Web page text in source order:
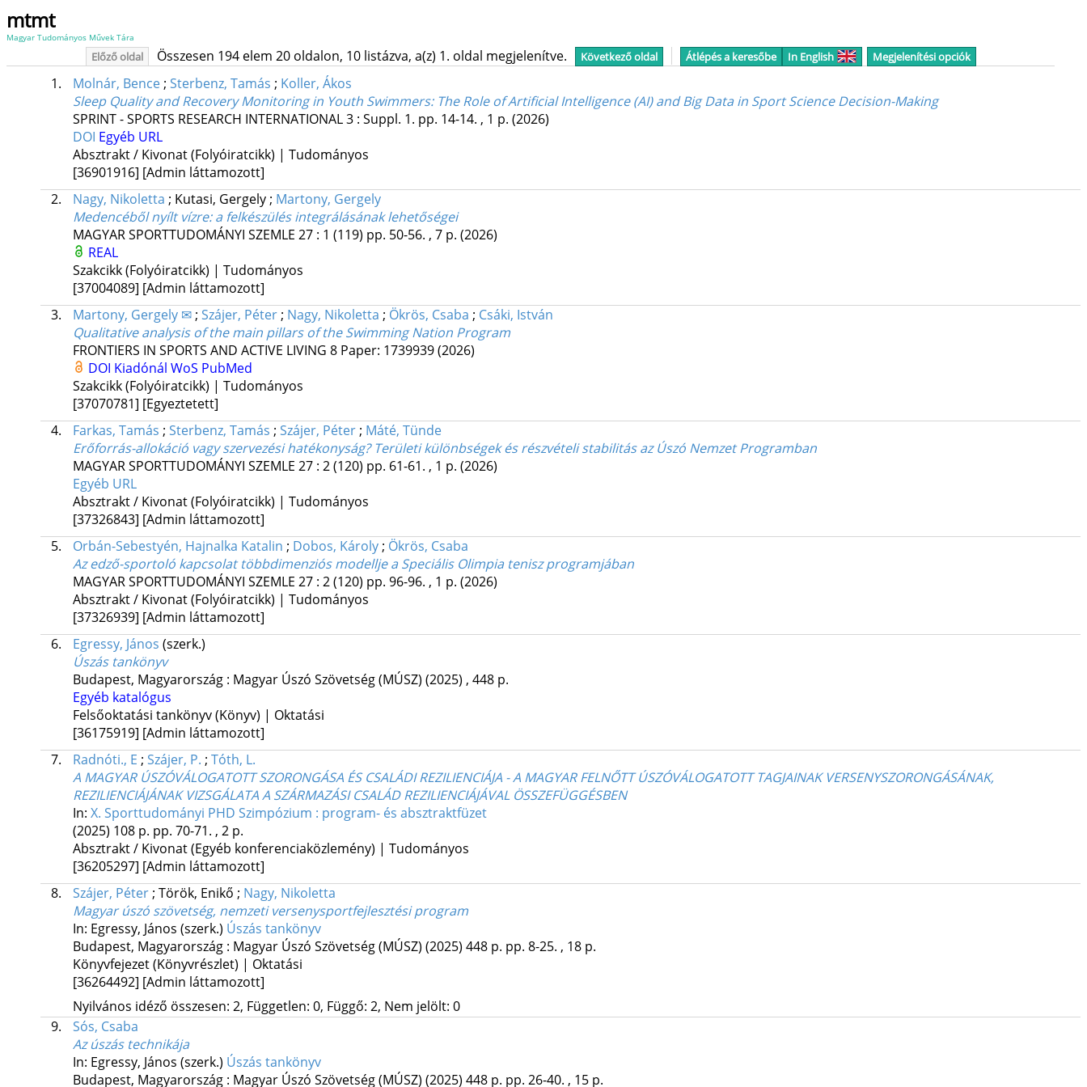
mtmt
Magyar Tudományos Művek Tára
Előző oldal Összesen 194 elem 20 oldalon, 10 listázva, a(z) 1. oldal megjelenítve. Következő oldal Átlépés a keresőbe In English Megjelenítési opciók
1. Molnár, Bence; Sterbenz, Tamás ; Koller, Ákos
Sleep Quality and Recovery Monitoring in Youth Swimmers: The Role of Artificial Intelligence (AI) and Big Data in Sport Science Decision-Making
SPRINT - SPORTS RESEARCH INTERNATIONAL3: Suppl. 1. pp. 14-14. , 1 p. (2026)
DOI Egyéb URL
Absztrakt / Kivonat (Folyóiratcikk) | Tudományos
[36901916] [Admin láttamozott]
2.
Nagy, Nikoletta ; Kutasi, Gergely; Martony, Gergely
Medencéből nyílt vízre: a felkészülés integrálásának lehetőségei
MAGYAR SPORTTUDOMÁNYI SZEMLE 27: 1 (119) pp. 50-56. , 7 p. (2026)
REAL
Szakcikk (Folyóiratcikk) | Tudományos
[37004089] [Admin láttamozott]
3.
Martony, Gergely ✉; Szájer, Péter; Nagy, Nikoletta ; Ökrös, Csaba ; Csáki, István
Qualitative analysis of the main pillars of the Swimming Nation Program
FRONTIERS IN SPORTS AND ACTIVE LIVING 8 Paper: 1739939(2026)
DOI Kiadónál WoS PubMed
Szakcikk (Folyóiratcikk) | Tudományos
[37070781] [Egyeztetett]
4.
Farkas, Tamás ; Sterbenz, Tamás ; Szájer, Péter; Máté, Tünde
Erőforrás-allokáció vagy szervezési hatékonyság? Területi különbségek és részvételi stabilitás az Úszó Nemzet Programban
MAGYAR SPORTTUDOMÁNYI SZEMLE 27: 2 (120) pp. 61-61. , 1 p. (2026)
Egyéb URL
Absztrakt / Kivonat (Folyóiratcikk) | Tudományos
[37326843] [Admin láttamozott]
5.
Orbán-Sebestyén, Hajnalka Katalin ; Dobos, Károly; Ökrös, Csaba
Az edző-sportoló kapcsolat többdimenziós modellje a Speciális Olimpia tenisz programjában
MAGYAR SPORTTUDOMÁNYI SZEMLE 27: 2 (120) pp. 96-96. , 1 p. (2026)
Absztrakt / Kivonat (Folyóiratcikk) | Tudományos
[37326939] [Admin láttamozott]
6.
Egressy, János (szerk.)
Úszás tankönyv
Budapest, Magyarország : Magyar Úszó Szövetség (MÚSZ) (2025) , 448 p.
Egyéb katalógus
Felsőoktatási tankönyv (Könyv) | Oktatási
[36175919] [Admin láttamozott]
7.
Radnóti., E ; Szájer, P. ; Tóth, L.
A MAGYAR ÚSZÓVÁLOGATOTT SZORONGÁSA ÉS CSALÁDI REZILIENCIÁJA - A MAGYAR FELNŐTT ÚSZÓVÁLOGATOTT TAGJAINAK VERSENYSZORONGÁSÁNAK,
REZILIENCIÁJÁNAK VIZSGÁLATA A SZÁRMAZÁSI CSALÁD REZILIENCIÁJÁVAL ÖSSZEFÜGGÉSBEN
In: X. Sporttudományi PHD Szimpózium : program- és absztraktfüzet
(2025) 108 p. pp. 70-71. , 2 p.
Absztrakt / Kivonat (Egyéb konferenciaközlemény) | Tudományos
[36205297] [Admin láttamozott]
8.
Szájer, Péter; Török, Enikő ; Nagy, Nikoletta
Magyar úszó szövetség, nemzeti versenysportfejlesztési program
In: Egressy, János (szerk.) Úszás tankönyv
Budapest, Magyarország : Magyar Úszó Szövetség (MÚSZ) (2025) 448 p. pp. 8-25. , 18 p.
Könyvfejezet (Könyvrészlet) | Oktatási
[36264492] [Admin láttamozott]
Nyilvános idéző összesen: 2, Független: 0, Függő: 2, Nem jelölt: 0
9.
Sós, Csaba
Az úszás technikája
In: Egressy, János (szerk.) Úszás tankönyv
Budapest, Magyarország : Magyar Úszó Szövetség (MÚSZ) (2025) 448 p. pp. 26-40. , 15 p.